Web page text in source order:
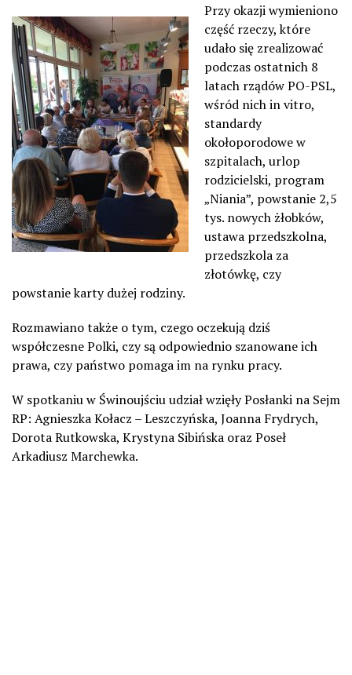
Przy okazji wymieniono
część rzeczy, które
udało się zrealizować
podczas ostatnich 8
latach rządów PO-PSL,
wśród nich in vitro,
standardy
okołoporodowe w
szpitalach, urlop
rodzicielski, program
„Niania”, powstanie 2,5
tys. nowych żłobków,
ustawa przedszkolna,
przedszkola za
złotówkę, czy
powstanie karty dużej rodziny.
Rozmawiano także o tym, czego oczekują dziś
współczesne Polki, czy są odpowiednio szanowane ich
prawa, czy państwo pomaga im na rynku pracy.
W spotkaniu w Świnoujściu udział wzięły Posłanki na Sejm
RP: Agnieszka Kołacz – Leszczyńska, Joanna Frydrych,
Dorota Rutkowska, Krystyna Sibińska oraz Poseł
Arkadiusz Marchewka.